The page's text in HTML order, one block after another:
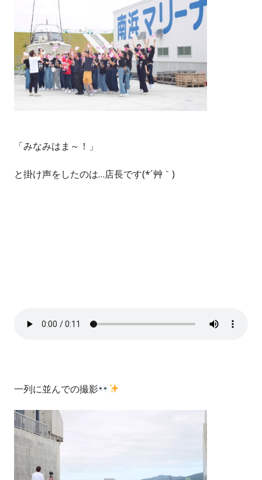
「みなみはま～！」
と掛け声をしたのは…店長です(*´艸｀)
一列に並んでの撮影